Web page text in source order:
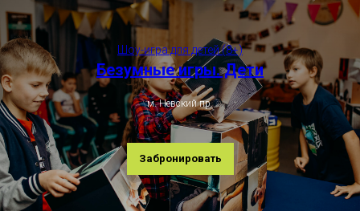
Шоу-игра для детей (8+)
Безумные игры. Дети
м. Невский пр.
Забронировать